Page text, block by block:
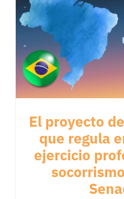
El proyecto
que regula
ejercicio